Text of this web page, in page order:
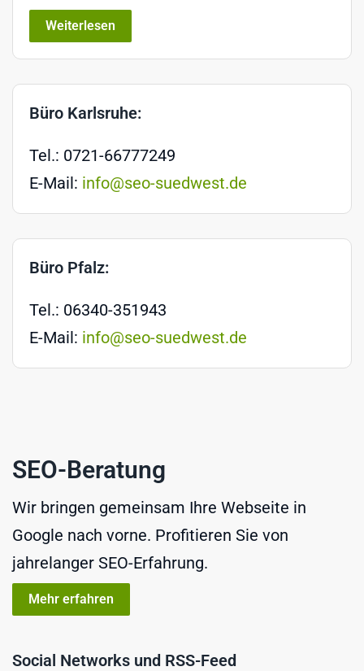
Weiterlesen
Büro Karlsruhe:
Tel.: 0721-66777249
E-Mail: info@seo-suedwest.de
Büro Pfalz:
Tel.: 06340-351943
E-Mail: info@seo-suedwest.de
SEO-Beratung
Wir bringen gemeinsam Ihre Webseite in
Google nach vorne. Profitieren Sie von
jahrelanger SEO-Erfahrung.
Mehr erfahren
Social Networks und RSS-Feed